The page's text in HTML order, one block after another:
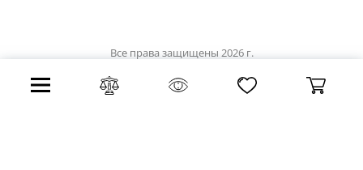
Все права защищены 2026 г.